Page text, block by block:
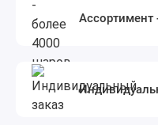
Ассортимент